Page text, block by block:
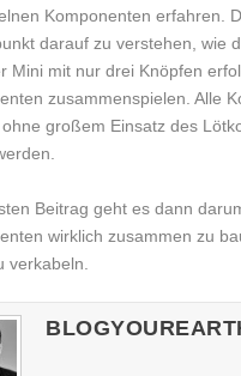
Komponenten erfahren.
darauf zu verstehen, wie
Mini mit nur drei Knöpfen
zusammenspielen. Alle
großem Einsatz des
Beitrag geht es dann
wirklich zusammen zu
verkabeln.